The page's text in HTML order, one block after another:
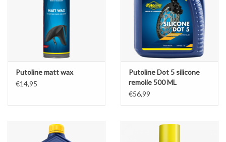
Putoline matt wax
€14,95
Putoline Dot 5 silicone
remolie 500 ML
€56,99